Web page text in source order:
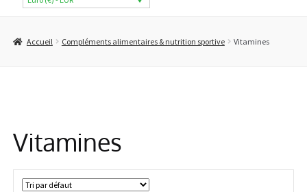
Accueil Compléments alimentaires & nutrition sportive Vitamines
Vitamines